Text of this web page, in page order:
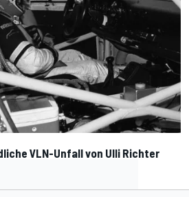
VLN-Unfall von Ulli Richter